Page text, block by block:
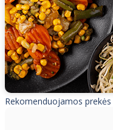
Rekomenduojamos prekės